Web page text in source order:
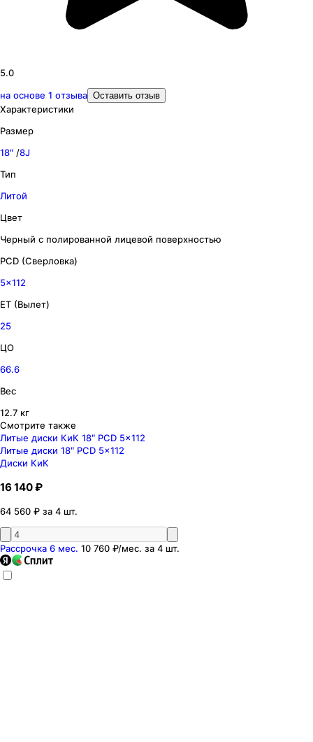
5.0
на основе 1 отзыва Оставить отзыв
Характеристики
Размер
18″ /8J
Тип
Литой
Цвет
Черный с полированной лицевой поверхностью
PCD (Сверловка)
5x112
ET (Вылет)
25
ЦО
66.6
Вес
12.7 кг
Смотрите также
Литые диски КиК 18″ PCD 5x112
Литые диски 18″ PCD 5x112
Диски КиК
16 140 ₽
64 560 ₽ за 4 шт.
Рассрочка 6 мес. 10 760 ₽/мес. за 4 шт.